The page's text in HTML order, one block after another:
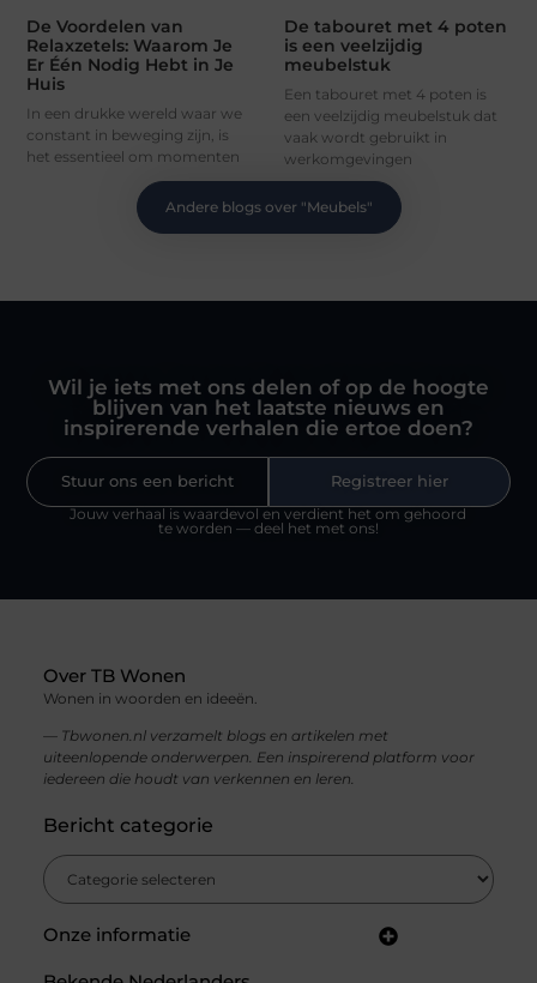
De Voordelen van
Relaxzetels: Waarom Je
Er Één Nodig Hebt in Je
Huis
In een drukke wereld waar we
constant in beweging zijn, is
het essentieel om momenten
De tabouret met 4 poten
is een veelzijdig
meubelstuk
Een tabouret met 4 poten is
een veelzijdig meubelstuk dat
vaak wordt gebruikt in
werkomgevingen
Andere blogs over "Meubels"
Wil je iets met ons delen of op de hoogte
blijven van het laatste nieuws en
inspirerende verhalen die ertoe doen?
Stuur ons een bericht
Registreer hier
Jouw verhaal is waardevol en verdient het om gehoord
te worden — deel het met ons!
Over TB Wonen
Wonen in woorden en ideeën.
— Tbwonen.nl verzamelt blogs en artikelen met
uiteenlopende onderwerpen. Een inspirerend platform voor
iedereen die houdt van verkennen en leren.
Bericht categorie
Onze informatie